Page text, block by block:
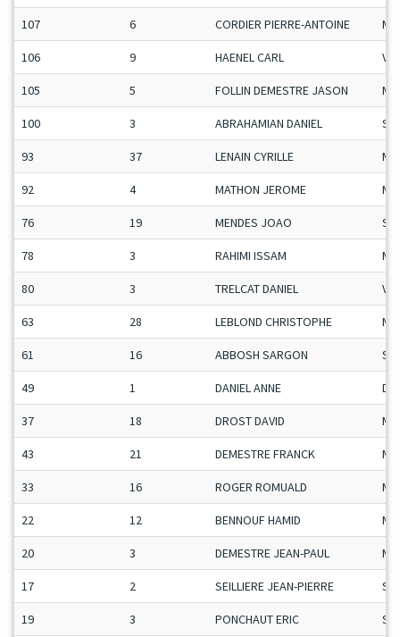
107 6 CORDIER PIERRE-ANTOINE
106 9 HAENEL CARL Vet
105 5 FOLLIN DEMESTRE JASON
100 3 ABRAHAMIAN DANIEL
93 37 LENAIN CYRILLE
92 4 MATHON JEROME
76 19 MENDES JOAO
78 3 RAHIMI ISSAM
80 3 TRELCAT DANIEL Vet
63 28 LEBLOND CHRISTOPHE
61 16 ABBOSH SARGON
49 1 DANIEL ANNE
37 18 DROST DAVID
43 21 DEMESTRE FRANCK
33 16 ROGER ROMUALD
22 12 BENNOUF HAMID
20 3 DEMESTRE JEAN-PAUL
17 2 SEILLIERE JEAN-PIERRE
19 3 PONCHAUT ERIC